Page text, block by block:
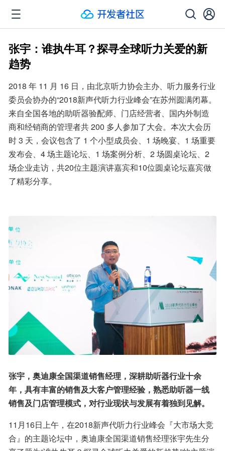
张宇：谁执牛耳？探寻全球听力关爱的新
趋势
2018 年 11 月 16 日，由北京听力协会主办、听力服务行业
委员会协办的“2018新声代听力行业峰会”在苏州圆满闭幕。
来自全国各地的助听器验配师、门店经营者、国内外制造
商和经销商的管理者共 200 多人参加了大会。本次大会历
时 3 天，会议包含了 1 个小型成员会、1 场晚宴、1 场重要
发布会、4 场主题论坛、1 场案例分析、2 场圆桌论坛、2
场企业走访，共20位主题演讲嘉宾和10位圆桌论坛嘉宾做
了精彩分享。
张宇，奥迪康全国渠道销售经理，深耕助听器行业十余
年，具有丰富的销售及大客户管理经验，熟悉助听器一线
销售及门店管理模式，对行业现状与发展有着独到见解。
11月16日上午，在2018新声代听力行业峰会『大市场大竞
合』的主题论坛中，奥迪康全国渠道销售经理张宇先生分